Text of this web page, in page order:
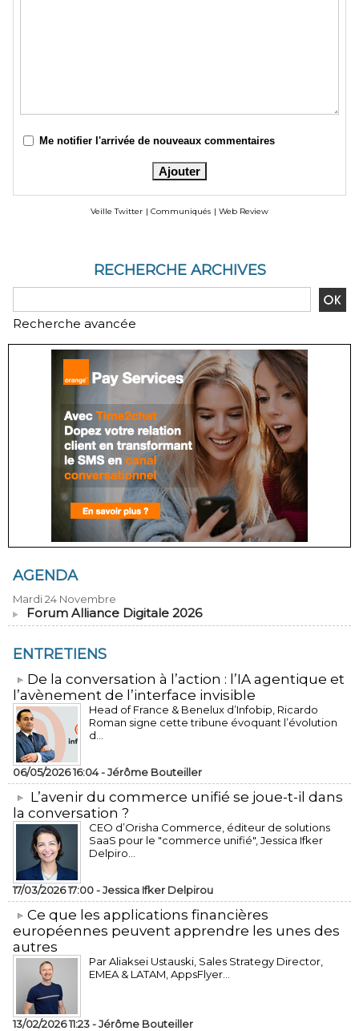
Me notifier l'arrivée de nouveaux commentaires
Veille Twitter | Communiqués | Web Review
RECHERCHE ARCHIVES
Recherche avancée
AGENDA
Mardi 24 Novembre
Forum Alliance Digitale 2026
ENTRETIENS
​De la conversation à l’action : l’IA agentique et
l’avènement de l’interface invisible
Head of France & Benelux d’Infobip, Ricardo
Roman signe cette tribune évoquant l’évolution
d...
06/05/2026 16:04 -Jérôme Bouteiller
L’avenir du commerce unifié se joue-t-il dans
la conversation ?
CEO d’Orisha Commerce, éditeur de solutions
SaaS pour le "commerce unifié", Jessica Ifker
Delpiro...
17/03/2026 17:00 -Jessica Ifker Delpirou
​Ce que les applications financières
européennes peuvent apprendre les unes des
autres
Par Aliaksei Ustauski, Sales Strategy Director,
EMEA & LATAM, AppsFlyer...
13/02/2026 11:23 -Jérôme Bouteiller